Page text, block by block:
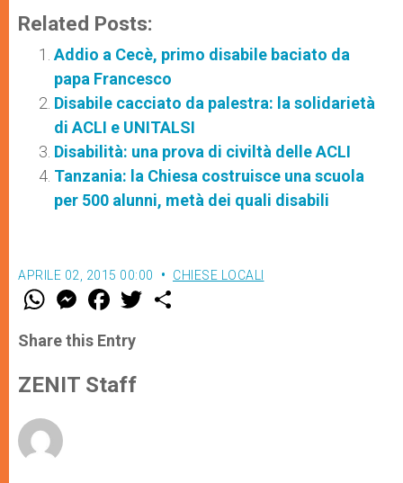
Related Posts:
Addio a Cecè, primo disabile baciato da
papa Francesco
Disabile cacciato da palestra: la solidarietà
di ACLI e UNITALSI
Disabilità: una prova di civiltà delle ACLI
Tanzania: la Chiesa costruisce una scuola
per 500 alunni, metà dei quali disabili
APRILE 02, 2015 00:00 CHIESE LOCALI
W
t
s
p
p
M
e
s
e
g
e
F
a
e
b
o
k
w
Share this Entry
ZENIT Staff